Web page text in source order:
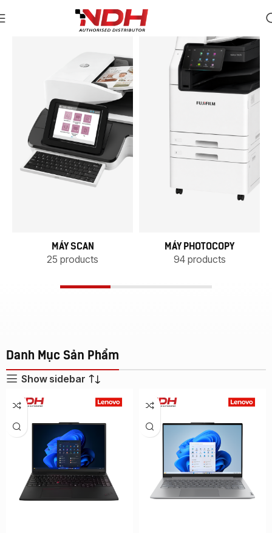
MÁY SCAN
25 products
MÁY PHOTOCOPY
94 products
Danh Mục Sản Phẩm
Show sidebar